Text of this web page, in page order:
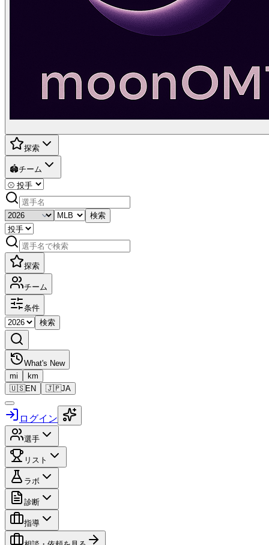
探索
🏟️チーム
検索
探索
チーム
条件
検索
What's New
mi
km
🇺🇸EN 🇯🇵JA
ログイン
選手
リスト
ラボ
診断
指導